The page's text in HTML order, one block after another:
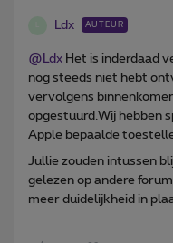
Ldx AUTEUR
@Ldx Het is inderdaad
nog steeds niet hebt
vervolgens
opgestuurd.Wij hebben
Apple bepaalde
Jullie zouden intussen
gelezen op andere
meer duidelijkheid in